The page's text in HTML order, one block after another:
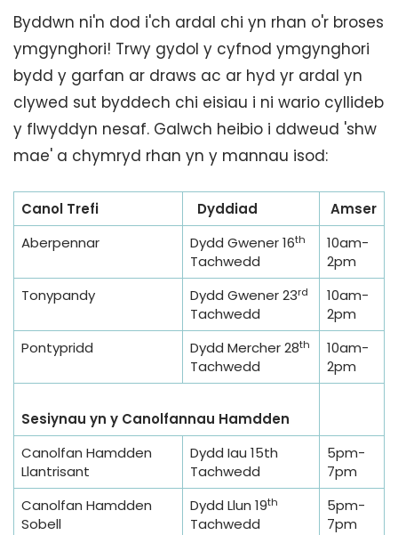
Byddwn ni'n dod i'ch ardal chi yn rhan o'r broses
ymgynghori! Trwy gydol y cyfnod ymgynghori
bydd y garfan ar draws ac ar hyd yr ardal yn
clywed sut byddech chi eisiau i ni wario cyllideb
y flwyddyn nesaf. Galwch heibio i ddweud 'shw
mae' a chymryd rhan yn y mannau isod:
Canol Trefi Dyddiad
Amser
Aberpennar
Dydd Gwener 16th
Tachwedd
10am-
2pm
Tonypandy
Dydd Gwener 23rd
Tachwedd
10am-
2pm
Pontypridd
Dydd Mercher 28th
Tachwedd
10am-
2pm
Sesiynau yn y Canolfannau Hamdden
Canolfan Hamdden
Llantrisant
Dydd Iau 15th
Tachwedd
5pm-
7pm
Canolfan Hamdden
Sobell
Dydd Llun 19th
Tachwedd
5pm-
7pm